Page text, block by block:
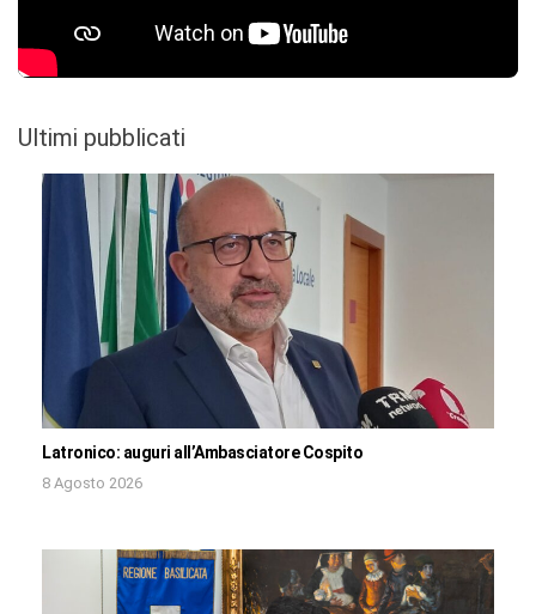
Ultimi pubblicati
Latronico: auguri all’Ambasciatore Cospito
8 Agosto 2026